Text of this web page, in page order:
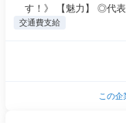
す！》 【魅力】 ◎代表
交通費支給
この企